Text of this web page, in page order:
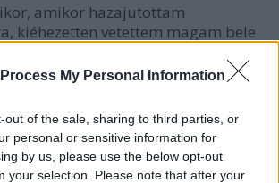
My Personal Information
out of the sale, sharing to third parties, or
personal or sensitive information for
by us, please use the below opt-out
your selection. Please note that after your
amikor hazajutottam
kiéhezetten vetettem magam bele
nagyon hiányzott és még
voltam), hogy Magyarország, ezen
a szülővárosom milyen kellemes és
élettel is rendelkezik. Külföld –
2 – 1.